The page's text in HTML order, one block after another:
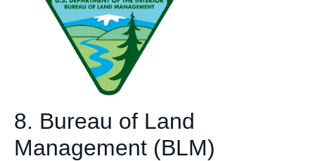
8. Bureau of Land
Management (BLM)